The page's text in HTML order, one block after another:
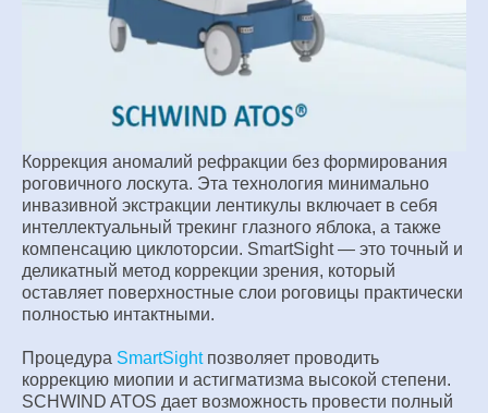
Коррекция аномалий рефракции без формирования
роговичного лоскута. Эта технология минимально
инвазивной экстракции лентикулы включает в себя
интеллектуальный трекинг глазного яблока, а также
компенсацию циклоторсии. SmartSight — это точный и
деликатный метод коррекции зрения, который
оставляет поверхностные слои роговицы практически
полностью интактными.
Процедура SmartSightпозволяет проводить
коррекцию миопии и астигматизма высокой степени.
SCHWIND ATOS дает возможность провести полный